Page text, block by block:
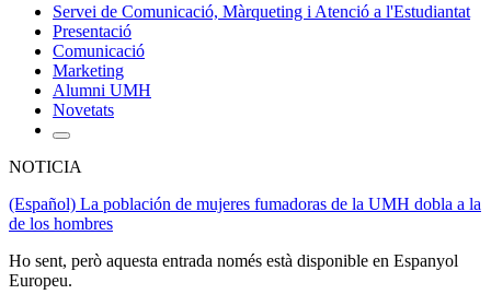
Servei de Comunicació, Màrqueting i Atenció a l'Estudiantat
Presentació
Comunicació
Marketing
Alumni UMH
Novetats
NOTICIA
(Español) La población de mujeres fumadoras de la UMH dobla a la
de los hombres
Ho sent, però aquesta entrada només està disponible en Espanyol
Europeu.